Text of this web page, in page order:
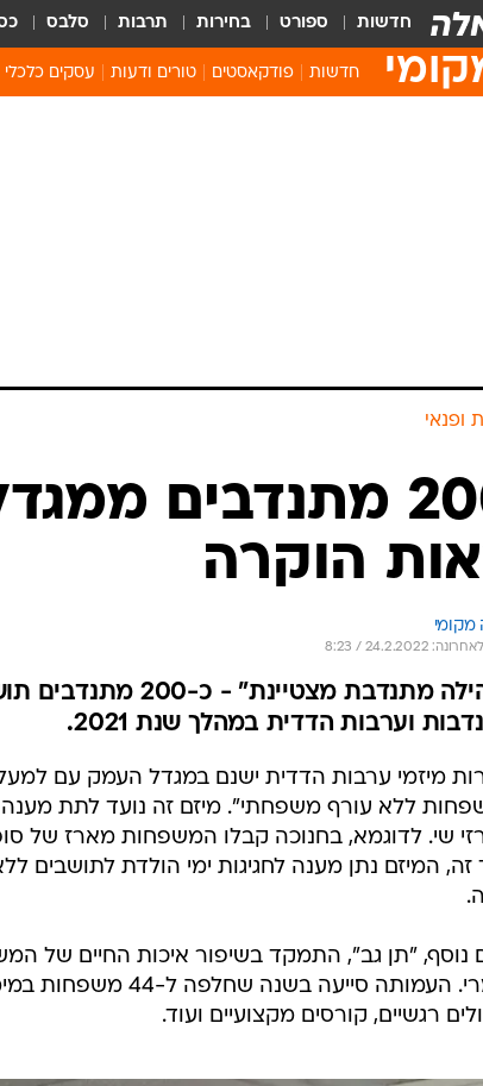
חדשות ספורט בחירות תרבות סלבס
חדשות פודקאסטים טורים ודעות עסקים כלכלי
ופנאי
200 מתנדבים
הוקרה
מקומי
24.2.2022 / 8:23
"קהילה מתנדבת
וערבות הדדית במהלך שנת 2021.
ללא עורף משפחתי". מיזם זה נועד לתת
שי. לדוגמא, בחנוכה קבלו המשפחות מארז של
זה, המיזם נתן מענה לחגיגות ימי הולדת לתושבים
נוסף, "תן גב", התמקד בשיפור איכות החיים של
חומרי. העמותה סייעה
רגשיים, קורסים מקצועיים ועוד.